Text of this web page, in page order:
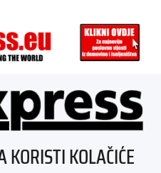
UNS
KOLAČIĆE